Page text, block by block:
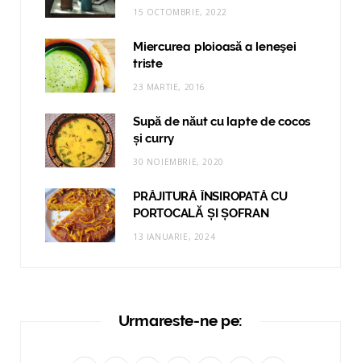
15 OCTOMBRIE, 2022
Miercurea ploioasă a leneşei
triste
23 MARTIE, 2016
Supă de năut cu lapte de cocos
și curry
30 NOIEMBRIE, 2020
PRĂJITURĂ ÎNSIROPATĂ CU
PORTOCALĂ ȘI ȘOFRAN
13 IANUARIE, 2024
Urmareste-ne pe: